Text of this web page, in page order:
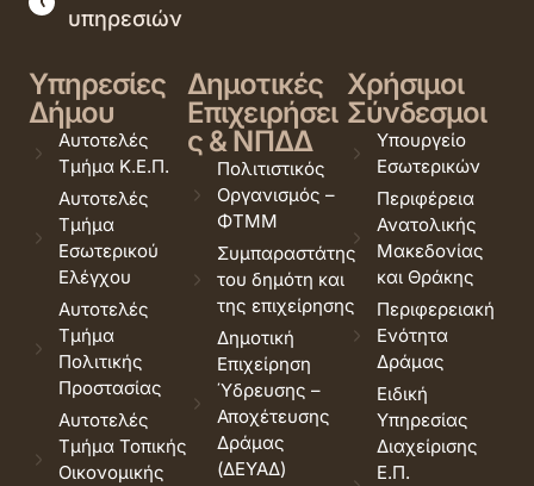
υπηρεσιών
Υπηρεσίες
Δήμου
Αυτοτελές
Τμήμα Κ.Ε.Π.
Αυτοτελές
Τμήμα
Εσωτερικού
Ελέγχου
Αυτοτελές
Τμήμα
Πολιτικής
Προστασίας
Αυτοτελές
Τμήμα Τοπικής
Οικονομικής
Δημοτικές
Επιχειρήσει
ς & ΝΠΔΔ
Πολιτιστικός
Οργανισμός –
ΦΤΜΜ
Συμπαραστάτης
του δημότη και
της επιχείρησης
Δημοτική
Επιχείρηση
Ύδρευσης –
Αποχέτευσης
Δράμας
(ΔΕΥΑΔ)
Χρήσιμοι
Σύνδεσμοι
Υπουργείο
Εσωτερικών
Περιφέρεια
Ανατολικής
Μακεδονίας
και Θράκης
Περιφερειακή
Ενότητα
Δράμας
Ειδική
Υπηρεσίας
Διαχείρισης
Ε.Π.